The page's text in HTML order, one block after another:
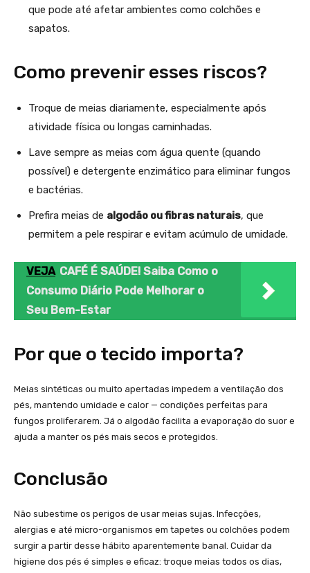
que pode até afetar ambientes como colchões e
sapatos.
Como prevenir esses riscos?
Troque de meias diariamente, especialmente após
atividade física ou longas caminhadas.
Lave sempre as meias com água quente (quando
possível) e detergente enzimático para eliminar fungos
e bactérias.
Prefira meias de algodão ou fibras naturais, que
permitem a pele respirar e evitam acúmulo de umidade.
VEJA CAFÉ É SAÚDE! Saiba Como o
Consumo Diário Pode Melhorar o
Seu Bem-Estar
Por que o tecido importa?
Meias sintéticas ou muito apertadas impedem a ventilação dos
pés, mantendo umidade e calor — condições perfeitas para
fungos proliferarem. Já o algodão facilita a evaporação do suor e
ajuda a manter os pés mais secos e protegidos.
Conclusão
Não subestime os perigos de usar meias sujas. Infecções,
alergias e até micro-organismos em tapetes ou colchões podem
surgir a partir desse hábito aparentemente banal. Cuidar da
higiene dos pés é simples e eficaz: troque meias todos os dias,